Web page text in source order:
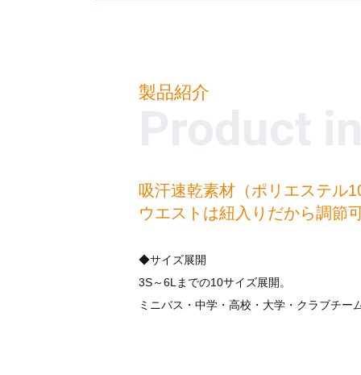
製品紹介
吸汗速乾素材（ポリエステル
ウエストは紐入りだから調節
◆サイズ展開
3S～6Lまでの10サイズ展開。
ミニバス・中学・高校・大学・クラブチー